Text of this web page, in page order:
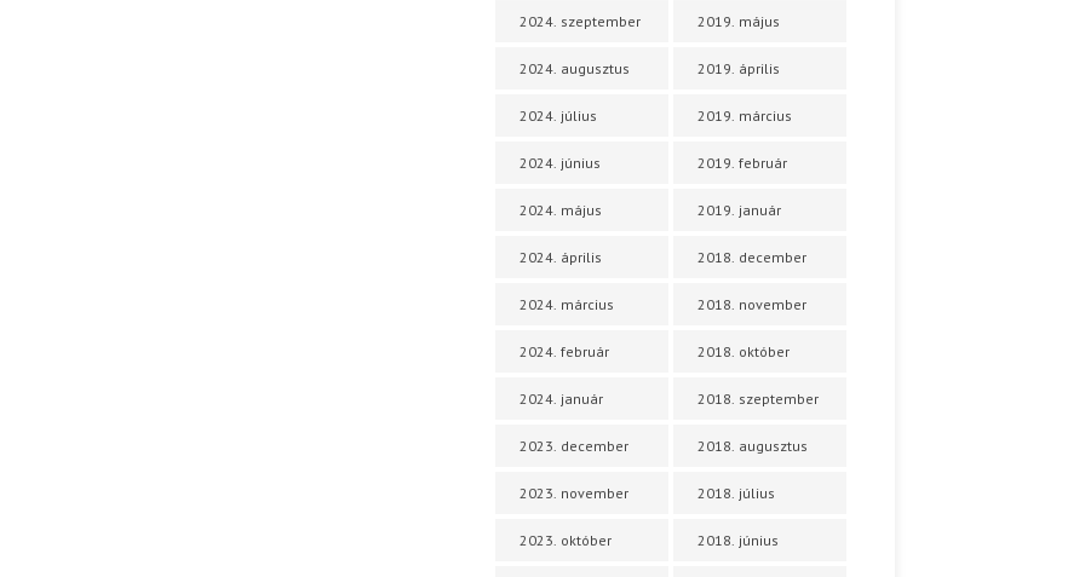
2024. szeptember
2024. augusztus
2024. július
2024. június
2024. május
2024. április
2024. március
2024. február
2024. január
2023. december
2023. november
2023. október
2019. május
2019. április
2019. március
2019. február
2019. január
2018. december
2018. november
2018. október
2018. szeptember
2018. augusztus
2018. július
2018. június